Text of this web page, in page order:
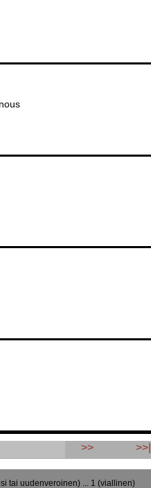
>> >>|
tai uudenveroinen) ... 1 (viallinen)